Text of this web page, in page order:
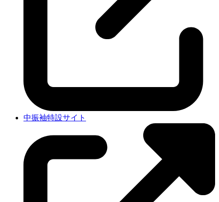
中振袖特設サイト